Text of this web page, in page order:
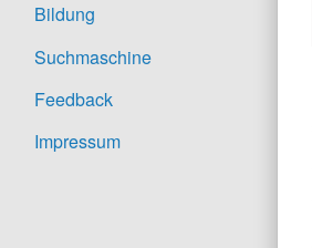
Bildung
Suchmaschine
Feedback
Impressum